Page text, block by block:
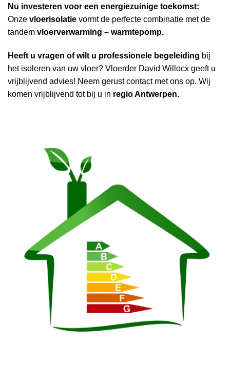
Nu investeren voor een energiezuinige toekomst:
Onze vloerisolatie vormt de perfecte combinatie met de
tandem vloerverwarming – warmtepomp.
Heeft u vragen of wilt u professionele begeleiding bij
het isoleren van uw vloer? Vloerder David Willocx geeft u
vrijblijvend advies! Neem gerust contact met ons op. Wij
komen vrijblijvend tot bij u in regio Antwerpen.